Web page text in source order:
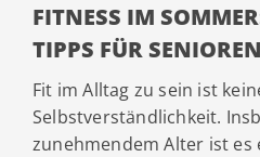
FITNESS IM
TIPPS FÜR SENIOREN
Fit im Alltag zu sein ist
Selbstverständlichkeit.
zunehmendem Alter ist